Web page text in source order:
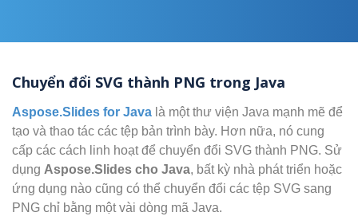
Chuyển đổi SVG thành PNG trong Java
Aspose.Slides for Java là một thư viện Java mạnh mẽ để
tạo và thao tác các tệp bản trình bày. Hơn nữa, nó cung
cấp các cách linh hoạt để chuyển đổi SVG thành PNG. Sử
dụng Aspose.Slides cho Java, bất kỳ nhà phát triển hoặc
ứng dụng nào cũng có thể chuyển đổi các tệp SVG sang
PNG chỉ bằng một vài dòng mã Java.